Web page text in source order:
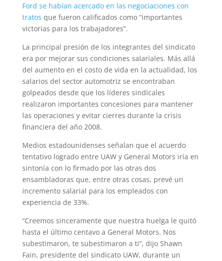
Ford se habían acercado en las negociaciones con
tratos que fueron calificados como “importantes
victorias para los trabajadores”.
La principal presión de los integrantes del sindicato
era por mejorar sus condiciones salariales. Más allá
del aumento en el costo de vida en la actualidad, los
salarios del sector automotriz se encontraban
golpeados desde que los líderes sindicales
realizaron importantes concesiones para mantener
las operaciones y evitar cierres durante la crisis
financiera del año 2008.
Medios estadounidenses señalan que el acuerdo
tentativo logrado entre UAW y General Motors iría en
sintonía con lo firmado por las otras dos
ensambladoras que, entre otras cosas, prevé un
incremento salarial para los empleados con
experiencia de 33%.
“Creemos sinceramente que nuestra huelga le quitó
hasta el último centavo a General Motors. Nos
subestimaron, te subestimaron a ti”, dijo Shawn
Fain, presidente del sindicato UAW, durante un